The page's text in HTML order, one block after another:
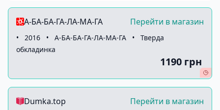
А-БА-БА-ГА-ЛА-МА-ГА Перейти в магазин
• 2016 • А-БА-БА-ГА-ЛА-МА-ГА •
Тверда
обкладинка
1190 грн
Dumka.top Перейти в магазин